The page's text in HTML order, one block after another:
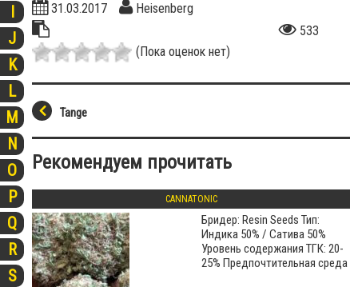
I
J
K
L
M
N
O
P
Q
R
S
31.03.2017
Heisenberg
533
(Пока оценок нет)
Tange
Рекомендуем прочитать
CANNATONIC
Бридер: Resin Seeds Тип:
Индика 50% / Сатива 50%
Уровень содержания ТГК: 20-
25% Предпочтительная среда